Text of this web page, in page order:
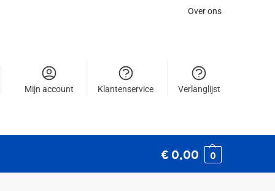
Over ons
Mijn account Klantenservice Verlanglijst
€ 0,00 0